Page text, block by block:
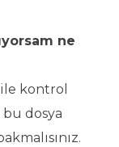
ne
kontrol
dosya